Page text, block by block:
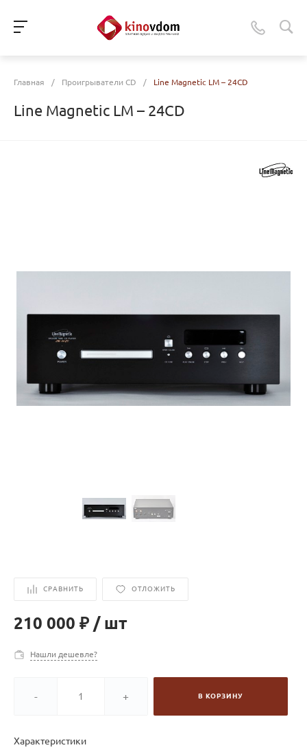
Главная / Проигрыватели CD / Line Magnetic LM – 24CD
Line Magnetic LM – 24CD
СРАВНИТЬ ОТЛОЖИТЬ
210 000 ₽ / шт
Нашли дешевле?
- + В КОРЗИНУ
Характеристики